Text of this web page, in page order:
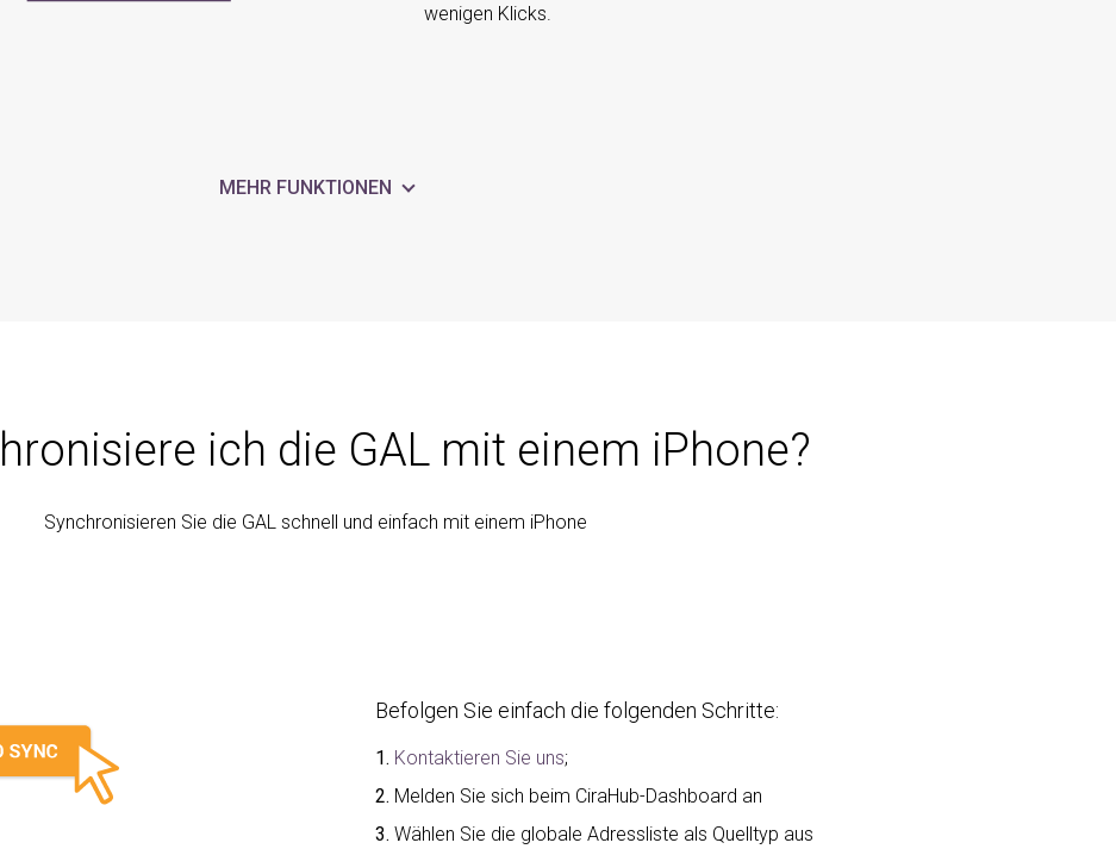
wenigen Klicks.
MEHR FUNKTIONEN
ich die GAL mit einem iPhone?
Synchronisieren Sie die GAL schnell und einfach mit einem iPhone
Befolgen Sie einfach die folgenden Schritte:
1. Kontaktieren Sie uns;
2. Melden Sie sich beim CiraHub-Dashboard an
3. Wählen Sie die globale Adressliste als Quelltyp aus